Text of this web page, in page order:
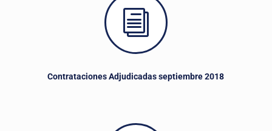
i
Contrataciones Adjudicadas septiembre 2018